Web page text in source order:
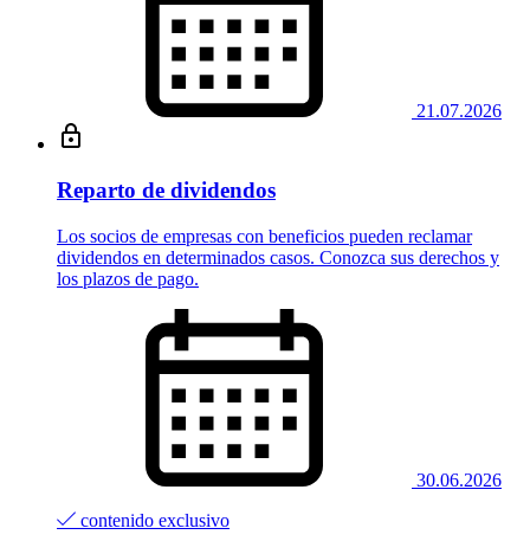
21.07.2026
Reparto de dividendos
Los socios de empresas con beneficios pueden reclamar
dividendos en determinados casos. Conozca sus derechos y
los plazos de pago.
30.06.2026
contenido exclusivo